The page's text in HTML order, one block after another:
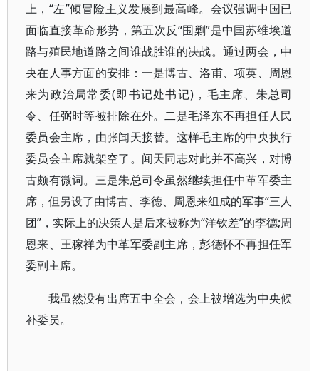
上，“左”倾冒险主义发展到最高峰。会议强调中国已
面临直接革命形势，第五次反“围剿”是中国苏维埃道
路与殖民地道路之间谁战胜谁的决战。通过两会，中
央在人事方面的安排：一是博古、洛甫、项英、周恩
来为政治局常委(即书记处书记)，毛主席、朱总司
令、任弼时等被排除在外。二是毛泽东不再担任人民
委员会主席，由张闻天接替。这样毛主席的中央执行
委员会主席就架空了。闻天同志对此并不高兴，对博
古颇有微词。三是朱总司令虽然继续担任中革军委主
席，但另设了由博古、李德、周恩来组成的军事“三人
团”，实际上的决策人是后来被称为“洋钦差”的李德;周
恩来、王稼祥为中革军委副主席，彭德怀不再担任军
委副主席。
我虽然没有出席五中全会，会上被增选为中央候
补委员。